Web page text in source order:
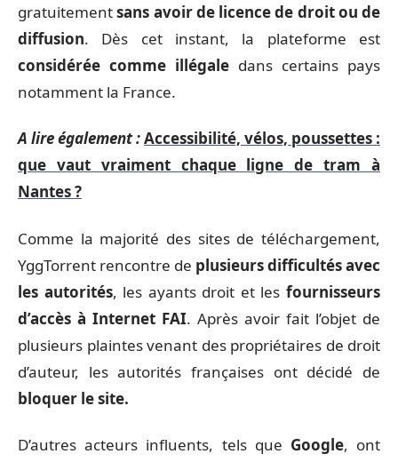
gratuitementsans avoir de licence de droit ou de
diffusion. Dès cet instant, la plateforme est
considérée comme illégale dans certains pays
notamment la France.
A lire également :Accessibilité, vélos, poussettes :
que vaut vraiment chaque ligne de tram à
Nantes ?
Comme la majorité des sites de téléchargement,
YggTorrent rencontre de plusieurs difficultés avec
les autorités, les ayants droit et lesfournisseurs
d’accès à Internet FAI. Après avoir fait l’objet de
plusieurs plaintes venant des propriétaires de droit
d’auteur, les autorités françaises ont décidé de
bloquer le site.
D’autres acteurs influents, tels que Google, ont